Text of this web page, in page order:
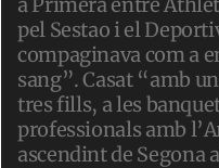
pel Sestao i el
compaginava com a
sang”. Casat “amb
tres fills, a les
professionals amb
ascendint de Segona